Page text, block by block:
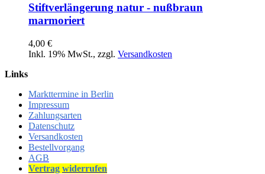
Stiftverlängerung natur - nußbraun
marmoriert
4,00 €
Inkl. 19% MwSt., zzgl. Versandkosten
Links
Markttermine in Berlin
Impressum
Zahlungsarten
Datenschutz
Versandkosten
Bestellvorgang
AGB
Vertrag widerrufen